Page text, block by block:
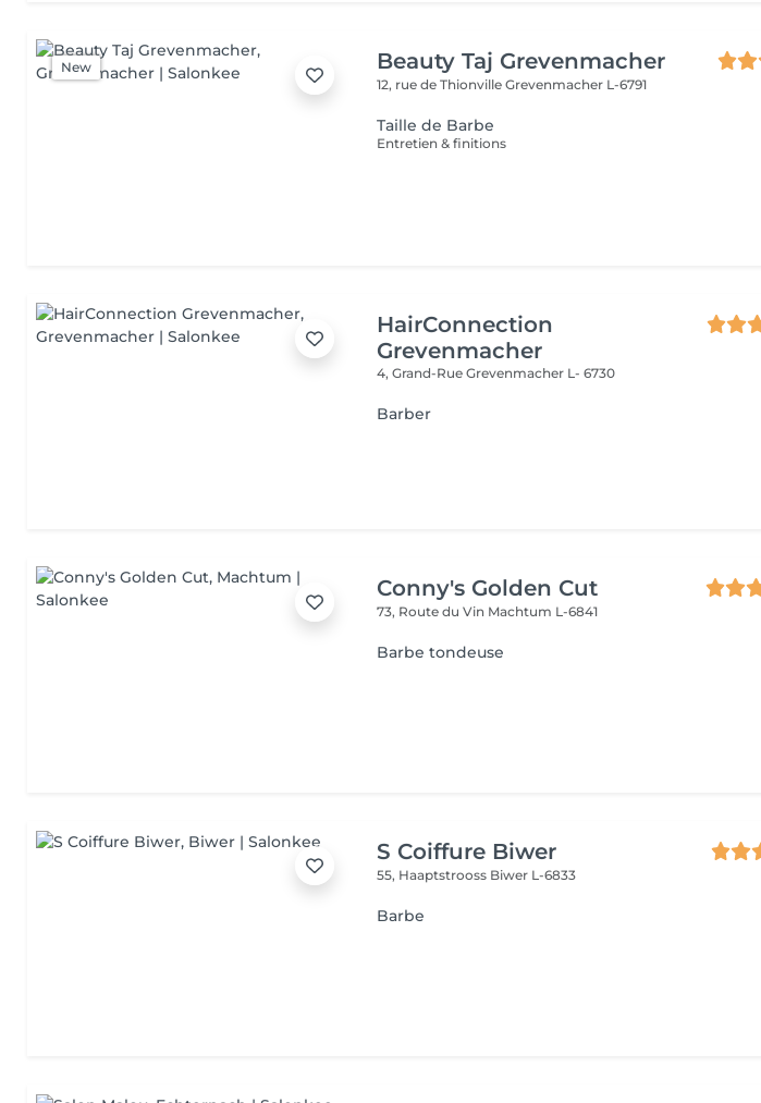
New Beauty Taj Grevenmacher
12, rue de ThionvilleGrevenmacher L-6791
Taille de Barbe
Entretien & finitions
HairConnection
Grevenmacher
4, Grand-RueGrevenmacher L- 6730
Barber
Conny's Golden Cut
73, Route du Vin Machtum L-6841
Barbe tondeuse
S Coiffure Biwer
55, Haaptstrooss Biwer L-6833
Barbe